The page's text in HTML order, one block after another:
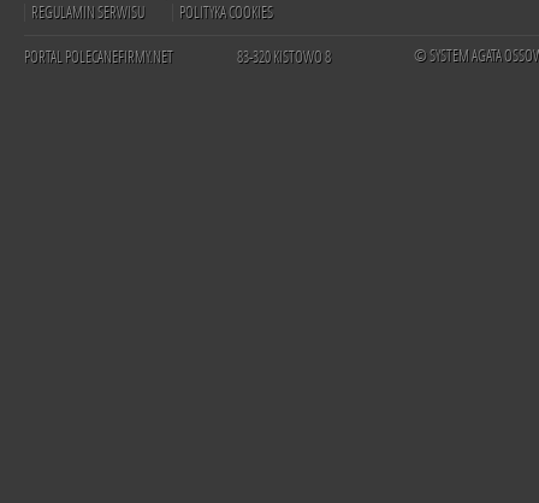
REGULAMIN SERWISU
POLITYKA COOKIES
PORTAL POLECANEFIRMY.NET 83-320 KISTOWO 8 © SYSTEM AGATA